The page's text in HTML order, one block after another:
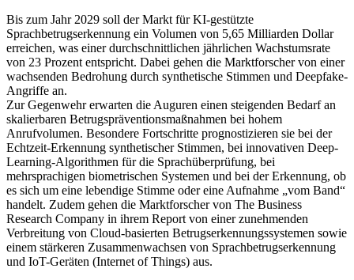
Bis zum Jahr 2029 soll der Markt für KI-gestützte
Sprachbetrugserkennung ein Volumen von 5,65 Milliarden Dollar
erreichen, was einer durchschnittlichen jährlichen Wachstumsrate
von 23 Prozent entspricht. Dabei gehen die Marktforscher von einer
wachsenden Bedrohung durch synthetische Stimmen und Deepfake-
Angriffe an.
Zur Gegenwehr erwarten die Auguren einen steigenden Bedarf an
skalierbaren Betrugspräventionsmaßnahmen bei hohem
Anrufvolumen. Besondere Fortschritte prognostizieren sie bei der
Echtzeit-Erkennung synthetischer Stimmen, bei innovativen Deep-
Learning-Algorithmen für die Sprachüberprüfung, bei
mehrsprachigen biometrischen Systemen und bei der Erkennung, ob
es sich um eine lebendige Stimme oder eine Aufnahme „vom Band“
handelt. Zudem gehen die Marktforscher von The Business
Research Company in ihrem Report von einer zunehmenden
Verbreitung von Cloud-basierten Betrugserkennungssystemen sowie
einem stärkeren Zusammenwachsen von Sprachbetrugserkennung
und IoT-Geräten (Internet of Things) aus.